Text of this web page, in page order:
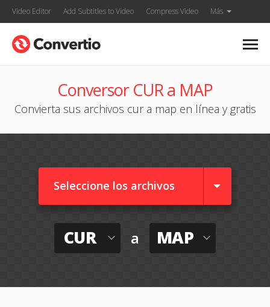
Video Editor Add Subtitles to Video Compress Video Más
Conversor CUR a MAP
Convierta sus archivos cur a map en línea y gratis
Seleccione los archivos
CUR a MAP